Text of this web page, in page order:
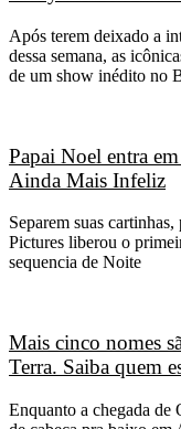
Após terem deixado a
dessa semana, as
de um show inédito no
Papai Noel entra
Ainda Mais Infeliz
Separem suas
Pictures liberou o
sequencia de Noite
Mais cinco nomes
Terra. Saiba quem
Enquanto a chegada de